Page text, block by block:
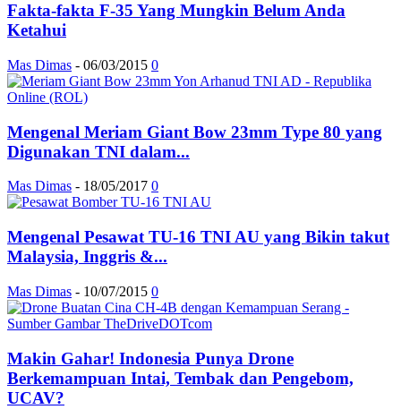
Fakta-fakta F-35 Yang Mungkin Belum Anda
Ketahui
Mas Dimas - 06/03/2015 0
Mengenal Meriam Giant Bow 23mm Type 80 yang
Digunakan TNI dalam...
Mas Dimas - 18/05/2017 0
Mengenal Pesawat TU-16 TNI AU yang Bikin takut
Malaysia, Inggris &...
Mas Dimas - 10/07/2015 0
Makin Gahar! Indonesia Punya Drone
Berkemampuan Intai, Tembak dan Pengebom,
UCAV?